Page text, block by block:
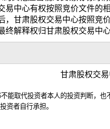
易中心有权按照竞价文件的
， 甘肃股权交易中心按照竞
终解释权归甘肃股权交易中
甘肃股权交
能取代投资者本人的投资判断，也
资者自行承担。